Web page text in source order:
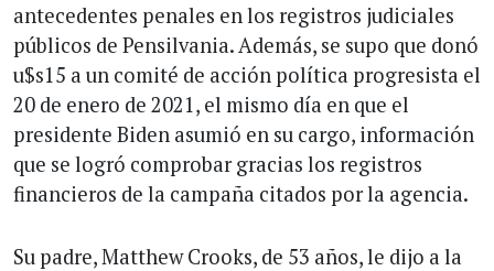
antecedentes penales en los registros judiciales
públicos de Pensilvania. Además, se supo que donó
u$s15 a un comité de acción política progresista el
20 de enero de 2021, el mismo día en que el
presidente Biden asumió en su cargo, información
que se logró comprobar gracias los registros
financieros de la campaña citados por la agencia.
Su padre, Matthew Crooks, de 53 años, le dijo a la